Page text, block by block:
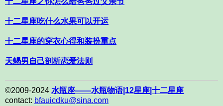
十二星座吃什么水果可以开运
十二星座的穿衣心得和装扮重点
天蝎男自己剖析恋爱法则
©2009-2024 水瓶座——水瓶物语|12星座|十二星座
contact: bfauicdku@sina.com